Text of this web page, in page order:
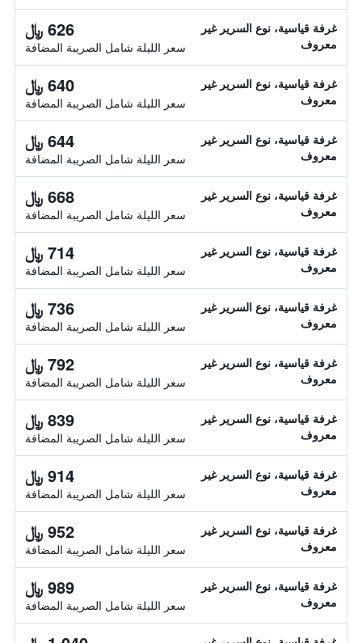
غرفة قياسية، نوع السرير غير
معروف
626 ﷼
سعر الليلة شامل الصريبة المضافة
غرفة قياسية، نوع السرير غير
معروف
640 ﷼
سعر الليلة شامل الصريبة المضافة
غرفة قياسية، نوع السرير غير
معروف
644 ﷼
سعر الليلة شامل الصريبة المضافة
غرفة قياسية، نوع السرير غير
معروف
668 ﷼
سعر الليلة شامل الصريبة المضافة
غرفة قياسية، نوع السرير غير
معروف
714 ﷼
سعر الليلة شامل الصريبة المضافة
غرفة قياسية، نوع السرير غير
معروف
736 ﷼
سعر الليلة شامل الصريبة المضافة
غرفة قياسية، نوع السرير غير
معروف
792 ﷼
سعر الليلة شامل الصريبة المضافة
غرفة قياسية، نوع السرير غير
معروف
839 ﷼
سعر الليلة شامل الصريبة المضافة
غرفة قياسية، نوع السرير غير
معروف
914 ﷼
سعر الليلة شامل الصريبة المضافة
غرفة قياسية، نوع السرير غير
معروف
952 ﷼
سعر الليلة شامل الصريبة المضافة
غرفة قياسية، نوع السرير غير
معروف
989 ﷼
سعر الليلة شامل الصريبة المضافة